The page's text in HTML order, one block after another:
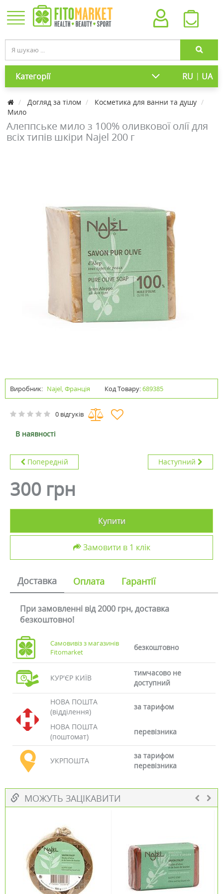
Категорії RU | UA
Догляд за тілом
Косметика для ванни та душу
Мило
Алеппське мило з 100% оливкової олії для
всіх типів шкіри Najel 200 г
Виробник: Najel, Франція Код Товару:689385
0 відгуків
В наявності
Попередній Наступний
300 грн
Купити
Замовити в 1 клік
Доставка Оплата Гарантії
При замовленні від 2000 грн, доставка
безкоштовно!
Самовивіз з магазинів
Fitomarket
безкоштовно
КУР'ЄР КИЇВ
тимчасово не
доступний
НОВА ПОШТА
(відділення)
за тарифом
НОВА ПОШТА
(поштомат)
перевізника
УКРПОШТА
за тарифом
перевізника
МОЖУТЬ ЗАЦІКАВИТИ